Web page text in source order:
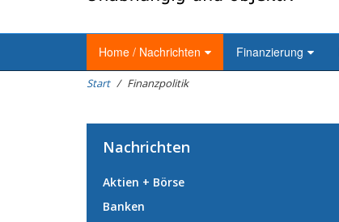
Home / Nachrichten Finanzierung
Start Finanzpolitik
Nachrichten
Aktien + Börse
Banken